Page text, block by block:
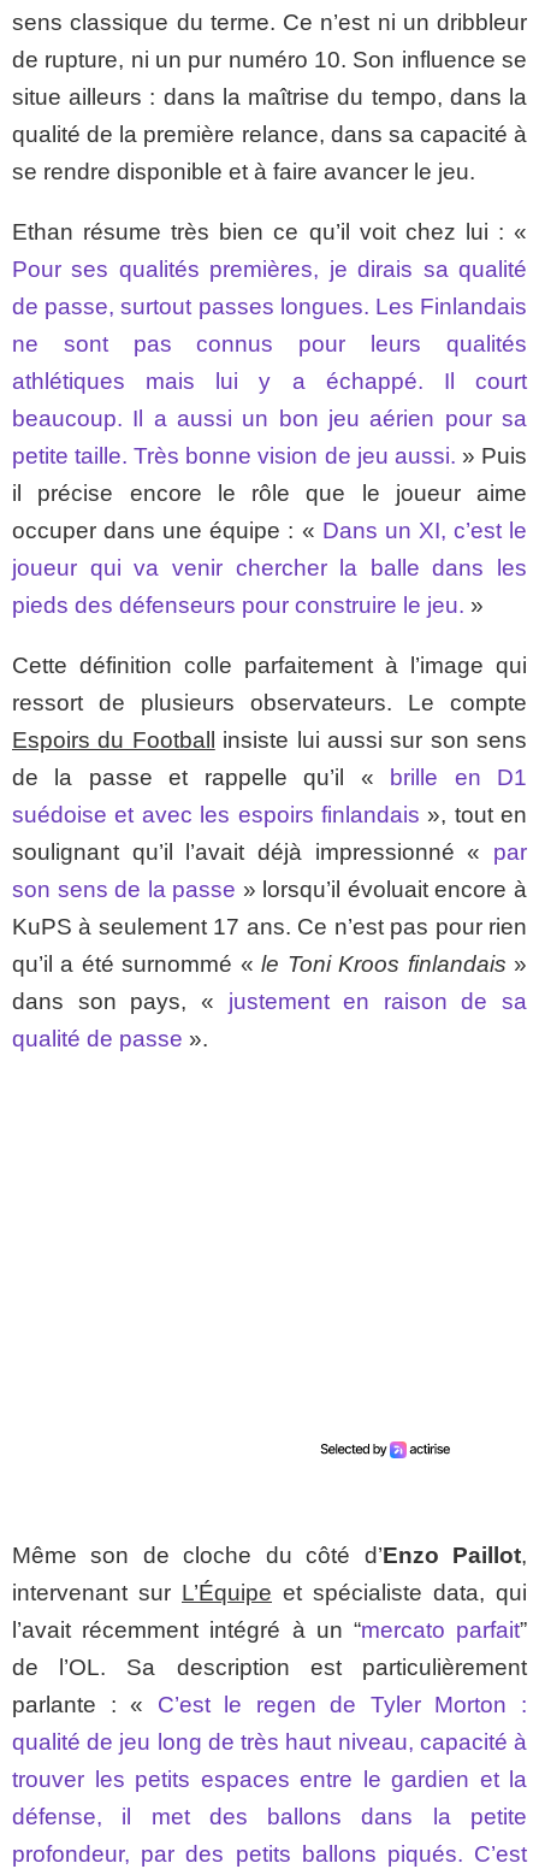
sens classique du terme. Ce n’est ni un dribbleur
de rupture, ni un pur numéro 10. Son influence se
situe ailleurs : dans la maîtrise du tempo, dans la
qualité de la première relance, dans sa capacité à
se rendre disponible et à faire avancer le jeu.
Ethan résume très bien ce qu’il voit chez lui : «
Pour ses qualités premières, je dirais sa qualité
de passe, surtout passes longues. Les Finlandais
ne sont pas connus pour leurs qualités
athlétiques mais lui y a échappé. Il court
beaucoup. Il a aussi un bon jeu aérien pour sa
petite taille. Très bonne vision de jeu aussi. » Puis
il précise encore le rôle que le joueur aime
occuper dans une équipe : « Dans un XI, c’est le
joueur qui va venir chercher la balle dans les
pieds des défenseurs pour construire le jeu. »
Cette définition colle parfaitement à l’image qui
ressort de plusieurs observateurs. Le compte
Espoirs du Football
insiste lui aussi sur son sens
de la passe et rappelle qu’il «
brille en D1
suédoise et avec les espoirs finlandais », tout en
soulignant qu’il l’avait déjà impressionné « par
son sens de la passe » lorsqu’il évoluait encore à
KuPS à seulement 17 ans. Ce n’est pas pour rien
qu’il a été surnommé «le Toni Kroos finlandais »
dans son pays, « justement en raison de sa
qualité de passe ».
Même son de cloche du côté d’Enzo Paillot,
intervenant sur L’Équipe et spécialiste data, qui
l’avait récemment intégré à un “mercato parfait”
de l’OL. Sa description est particulièrement
parlante : « C’est le regen de Tyler Morton :
qualité de jeu long de très haut niveau, capacité à
trouver les petits espaces entre le gardien et la
défense, il met des ballons dans la petite
profondeur, par des petits ballons piqués. C’est